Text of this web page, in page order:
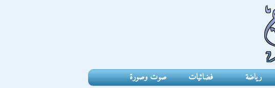
رياضة فضائيات صوت وصورة